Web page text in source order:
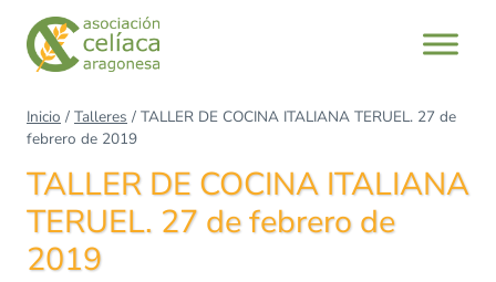
Inicio / Talleres / TALLER DE COCINA ITALIANA TERUEL. 27 de
febrero de 2019
TALLER DE COCINA ITALIANA
TERUEL. 27 de febrero de
2019